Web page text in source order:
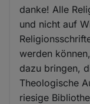
danke! Alle
und nicht auf
werden
dazu bringen,
Theologische
riesige